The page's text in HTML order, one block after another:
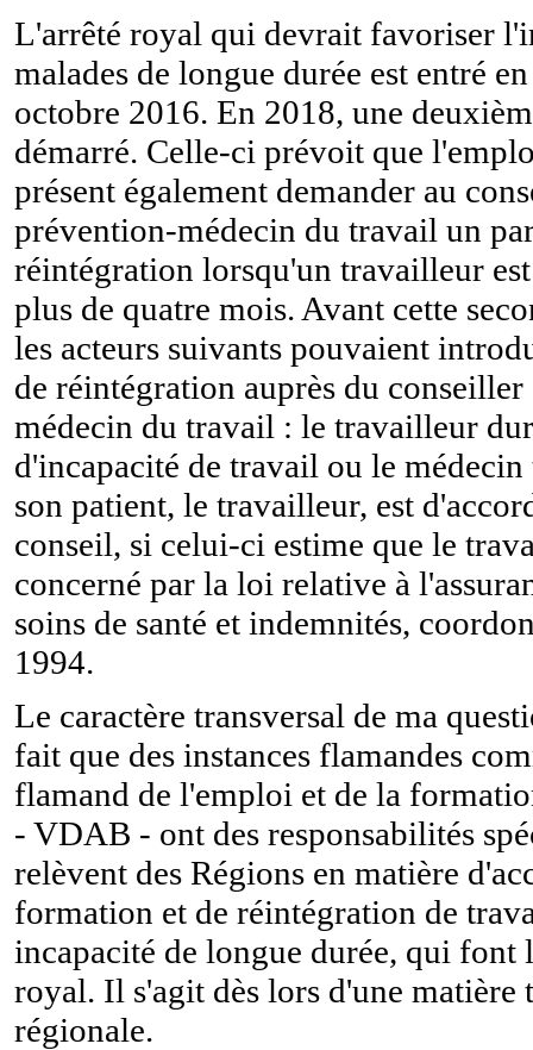
L'arrêté royal qui devrait favoriser
malades de longue durée est entré
octobre 2016. En 2018, une
démarré. Celle-ci prévoit que
présent également demander au
prévention-médecin du travail un
réintégration lorsqu'un travailleur
plus de quatre mois. Avant cette
les acteurs suivants pouvaient
de réintégration auprès du
médecin du travail : le travailleur
d'incapacité de travail ou le
son patient, le travailleur, est
conseil, si celui-ci estime que le
concerné par la loi relative à
soins de santé et indemnités,
1994.
Le caractère transversal de ma
fait que des instances flamandes
flamand de l'emploi et de la
- VDAB - ont des responsabilités
relèvent des Régions en matière
formation et de réintégration de
incapacité de longue durée, qui font
royal. Il s'agit dès lors d'une matière
régionale.